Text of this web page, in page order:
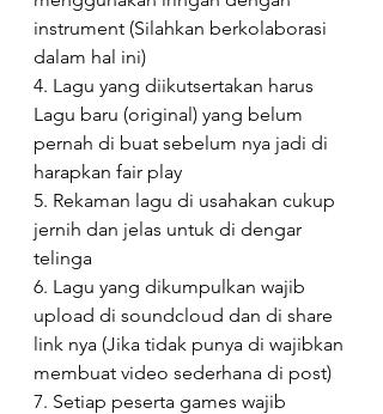
instrument (Silahkan berkolaborasi
dalam hal ini)
4. Lagu yang diikutsertakan harus
Lagu baru (original) yang belum
pernah di buat sebelum nya jadi di
harapkan fair play
5. Rekaman lagu di usahakan cukup
jernih dan jelas untuk di dengar
telinga
6. Lagu yang dikumpulkan wajib
upload di soundcloud dan di share
link nya (Jika tidak punya di wajibkan
membuat video sederhana di post)
7. Setiap peserta games wajib